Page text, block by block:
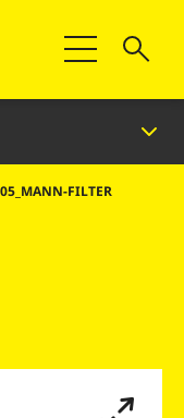
สลับการนำทาง
FILTER